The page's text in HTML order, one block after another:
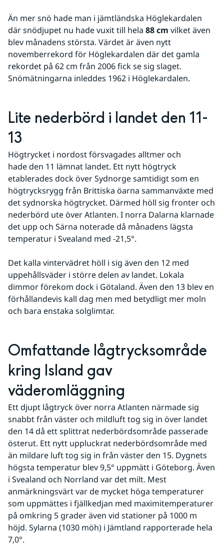
Än mer snö hade man i jämtländska Höglekardalen
där snödjupet nu hade vuxit till hela 88 cm vilket även
blev månadens största. Värdet är även nytt
novemberrekord för Höglekardalen där det gamla
rekordet på 62 cm från 2006 fick se sig slaget.
Snömätningarna inleddes 1962 i Höglekardalen.
Lite nederbörd i landet den 11-
13
Högtrycket i nordost försvagades alltmer och
hade den 11 lämnat landet. Ett nytt högtryck
etablerades dock över Sydnorge samtidigt som en
högtrycksrygg från Brittiska öarna sammanväxte med
det sydnorska högtrycket. Därmed höll sig fronter och
nederbörd ute över Atlanten. I norra Dalarna klarnade
det upp och Särna noterade då månadens lägsta
temperatur i Svealand med -21,5°.
Det kalla vintervädret höll i sig även den 12 med
uppehållsväder i större delen av landet. Lokala
dimmor förekom dock i Götaland. Även den 13 blev en
förhållandevis kall dag men med betydligt mer moln
och bara enstaka solglimtar.
Omfattande lågtrycksområde
kring Island gav
väderomläggning
Ett djupt lågtryck över norra Atlanten närmade sig
snabbt från väster och mildluft tog sig in över landet
den 14 då ett splittrat nederbördsområde passerade
österut. Ett nytt uppluckrat nederbördsområde med
än mildare luft tog sig in från väster den 15. Dygnets
högsta temperatur blev 9,5° uppmätt i Göteborg. Även
i Svealand och Norrland var det milt. Mest
anmärkningsvärt var de mycket höga temperaturer
som uppmättes i fjällkedjan med maximitemperaturer
på omkring 5 grader även vid stationer på 1000 m
höjd. Sylarna (1030 möh) i Jämtland rapporterade hela
7,0°.